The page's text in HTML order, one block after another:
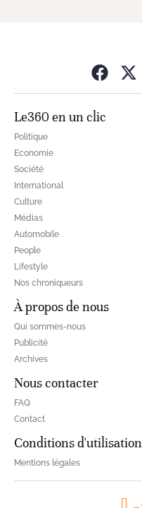
Le360 en un clic
Politique
Economie
Société
International
Culture
Médias
Automobile
People
Lifestyle
Nos chroniqueurs
À propos de nous
Qui sommes-nous
Publicité
Archives
Nous contacter
FAQ
Contact
Conditions d'utilisation
Mentions légales